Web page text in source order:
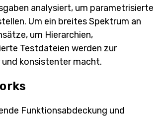
analysiert, um parametrisierte
Um ein breites Spektrum an
um Hierarchien,
Testdateien werden zur
konsistenter macht.
Funktionsabdeckung und